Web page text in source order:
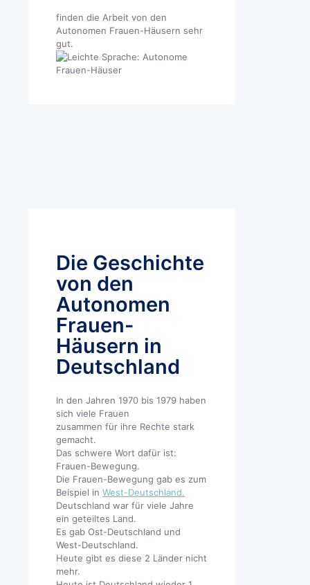
finden die Arbeit von den
Autonomen Frauen-Häusern sehr
gut.
Die Geschichte
von den
Autonomen
Frauen-
Häusern in
Deutschland
In den Jahren 1970 bis 1979 haben
sich viele Frauen
zusammen für ihre Rechte stark
gemacht.
Das schwere Wort dafür ist:
Frauen-Bewegung.
Die Frauen-Bewegung gab es zum
Beispiel in West-Deutschland.
Deutschland war für viele Jahre
ein geteiltes Land.
Es gab Ost-Deutschland und
West-Deutschland.
Heute gibt es diese 2 Länder nicht
mehr.